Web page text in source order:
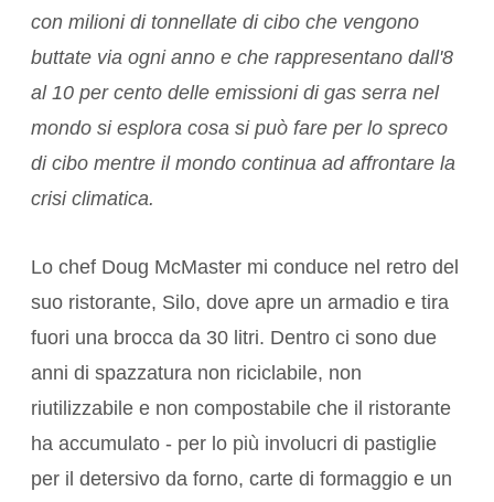
con milioni di tonnellate di cibo che vengono
buttate via ogni anno e che rappresentano dall'8
al 10 per cento delle emissioni di gas serra nel
mondo si esplora cosa si può fare per lo spreco
di cibo mentre il mondo continua ad affrontare la
crisi climatica.
Lo chef Doug McMaster mi conduce nel retro del
suo ristorante, Silo, dove apre un armadio e tira
fuori una brocca da 30 litri. Dentro ci sono due
anni di spazzatura non riciclabile, non
riutilizzabile e non compostabile che il ristorante
ha accumulato - per lo più involucri di pastiglie
per il detersivo da forno, carte di formaggio e un